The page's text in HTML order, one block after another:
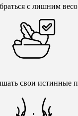
с лишним
свои истинные